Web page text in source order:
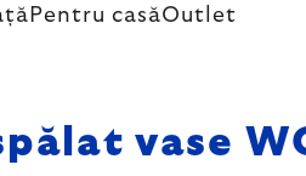
Pentru casăOutlet
vase